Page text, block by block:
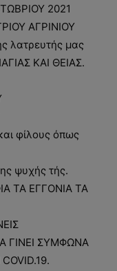
2021
ΑΓΡΙΝΙΟΥ
λατρευτής μας
ΚΑΙ ΘΕΙΑΣ.
φίλους όπως
ψυχής τής.
ΤΑ ΕΓΓΟΝΙΑ ΤΑ
ΓΙΝΕΙ ΣΥΜΦΩΝΑ